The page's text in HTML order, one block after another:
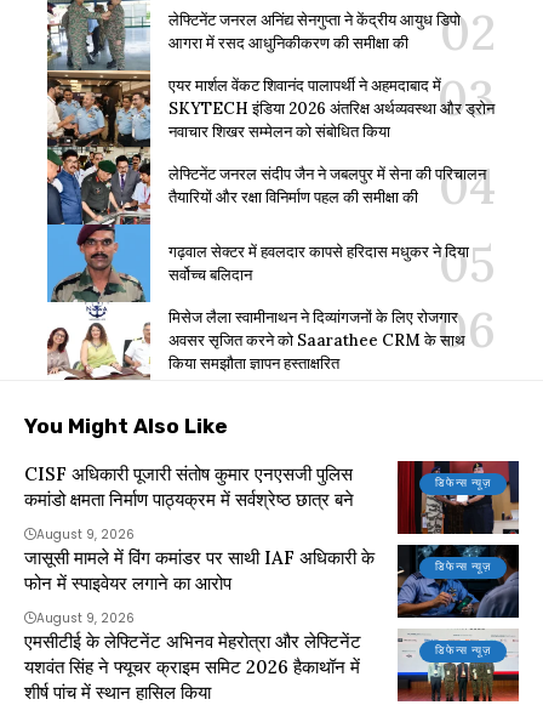
लेफ्टिनेंट जनरल अनिंद्य सेनगुप्ता ने केंद्रीय आयुध डिपो
आगरा में रसद आधुनिकीकरण की समीक्षा की
एयर मार्शल वेंकट शिवानंद पालापर्थी ने अहमदाबाद में
SKYTECH इंडिया 2026 अंतरिक्ष अर्थव्यवस्था और ड्रोन
नवाचार शिखर सम्मेलन को संबोधित किया
लेफ्टिनेंट जनरल संदीप जैन ने जबलपुर में सेना की परिचालन
तैयारियों और रक्षा विनिर्माण पहल की समीक्षा की
गढ़वाल सेक्टर में हवलदार कापसे हरिदास मधुकर ने दिया
सर्वोच्च बलिदान
मिसेज लैला स्वामीनाथन ने दिव्यांगजनों के लिए रोजगार
अवसर सृजित करने को Saarathee CRM के साथ
किया समझौता ज्ञापन हस्ताक्षरित
You Might Also Like
डिफेन्स न्यूज़
CISF अधिकारी पूजारी संतोष कुमार एनएसजी पुलिस
कमांडो क्षमता निर्माण पाठ्यक्रम में सर्वश्रेष्ठ छात्र बने
August 9, 2026
डिफेन्स न्यूज़
जासूसी मामले में विंग कमांडर पर साथी IAF अधिकारी के
फोन में स्पाइवेयर लगाने का आरोप
August 9, 2026
डिफेन्स न्यूज़
एमसीटीई के लेफ्टिनेंट अभिनव मेहरोत्रा और लेफ्टिनेंट
यशवंत सिंह ने फ्यूचर क्राइम समिट 2026 हैकाथॉन में
शीर्ष पांच में स्थान हासिल किया